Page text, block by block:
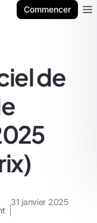
Commencer
de
31 janvier 2025